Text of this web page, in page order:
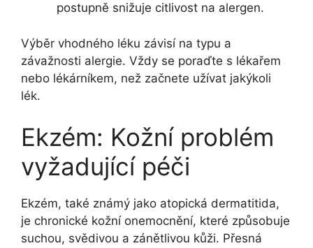
postupně snižuje citlivost na alergen.
Výběr vhodného léku závisí na typu a
závažnosti alergie. Vždy se poraďte s lékařem
nebo lékárníkem, než začnete užívat jakýkoli
lék.
Ekzém: Kožní problém
vyžadující péči
Ekzém, také známý jako atopická dermatitida,
je chronické kožní onemocnění, které způsobuje
suchou, svědivou a zánětlivou kůži. Přesná